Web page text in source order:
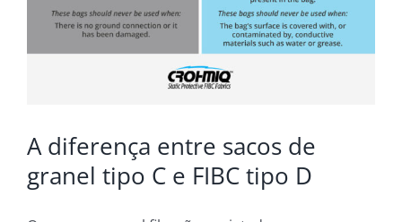
A diferença entre sacos de
granel tipo C e FIBC tipo D